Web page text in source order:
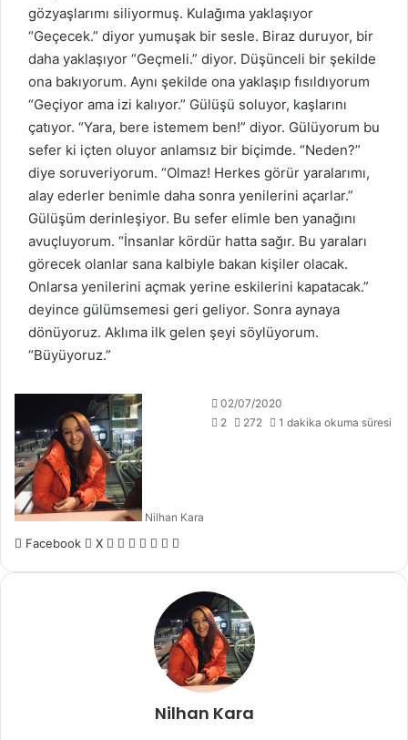
gözyaşlarımı siliyormuş. Kulağıma yaklaşıyor
“Geçecek.” diyor yumuşak bir sesle. Biraz duruyor, bir
daha yaklaşıyor “Geçmeli.” diyor. Düşünceli bir şekilde
ona bakıyorum. Aynı şekilde ona yaklaşıp fısıldıyorum
“Geçiyor ama izi kalıyor.” Gülüşü soluyor, kaşlarını
çatıyor. “Yara, bere istemem ben!” diyor. Gülüyorum bu
sefer ki içten oluyor anlamsız bir biçimde. “Neden?”
diye soruveriyorum. “Olmaz! Herkes görür yaralarımı,
alay ederler benimle daha sonra yenilerini açarlar.”
Gülüşüm derinleşiyor. Bu sefer elimle ben yanağını
avuçluyorum. “İnsanlar kördür hatta sağır. Bu yaraları
görecek olanlar sana kalbiyle bakan kişiler olacak.
Onlarsa yenilerini açmak yerine eskilerini kapatacak.”
deyince gülümsemesi geri geliyor. Sonra aynaya
dönüyoruz. Aklıma ilk gelen şeyi söylüyorum.
“Büyüyoruz.”
Nilhan Kara
02/07/2020
2
272 1 dakika okuma süresi
Facebook X LinkedIn
Tumblr
Pinterest
Reddit
VKontakte
E-
paylaş
Nilhan Kara